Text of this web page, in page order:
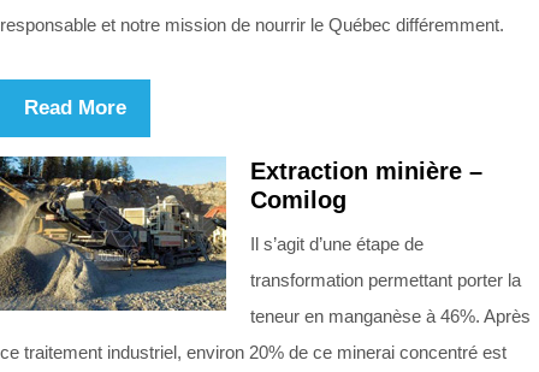
responsable et notre mission de nourrir le Québec différemment.
Read More
Extraction minière –
Comilog
Il s’agit d’une étape de
transformation permettant porter la
teneur en manganèse à 46%. Après
ce traitement industriel, environ 20% de ce minerai concentré est